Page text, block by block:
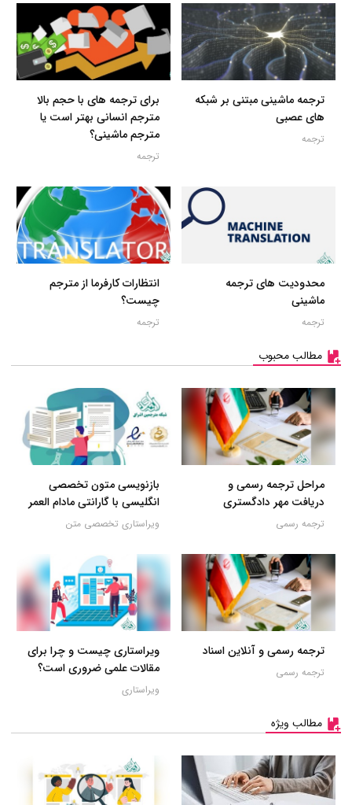
ترجمه ماشینی مبتنی بر شبکه
های عصبی
ترجمه
برای ترجمه های با حجم بالا
مترجم انسانی بهتر است یا
مترجم ماشینی؟
ترجمه
محدودیت های ترجمه
ماشینی
ترجمه
انتظارات کارفرما از مترجم
چیست؟
ترجمه
مطالب محبوب
مراحل ترجمه رسمی و
دریافت مهر دادگستری
ترجمه رسمی
بازنویسی متون تخصصی
انگلیسی با گارانتی مادام العمر
ویراستاری تخصصی متن
ترجمه رسمی و آنلاین اسناد
ترجمه رسمی
ویراستاری چیست و چرا برای
مقالات علمی ضروری است؟
ویراستاری
مطالب ویژه